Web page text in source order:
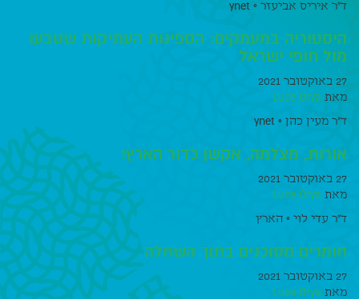
ד״ר איריס אביעזר ◦ ynet
היסטוריה במעמקים: הספינות העתיקות שטבעו
מול חופי ישראל
27 באוקטובר 2021
מאת Luce Orya
ד״ר מעין כהן ◦ ynet
אורות, מצלמה, אקשן כדור הארץ!
27 באוקטובר 2021
מאת Luce Orya
ד״ר עדי לוי ◦ הארץ
חומרים מסוכנים בתוך השחלה
27 באוקטובר 2021
מאת Luce Orya